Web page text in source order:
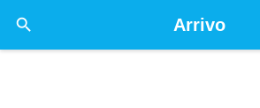
Arrivo
